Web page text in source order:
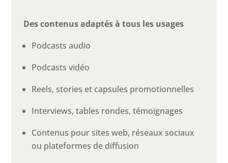
Des contenus adaptés à tous les usages
Podcasts audio
Podcasts vidéo
Reels, stories et capsules promotionnelles
Interviews, tables rondes, témoignages
Contenus pour sites web, réseaux sociaux
ou plateformes de diffusion